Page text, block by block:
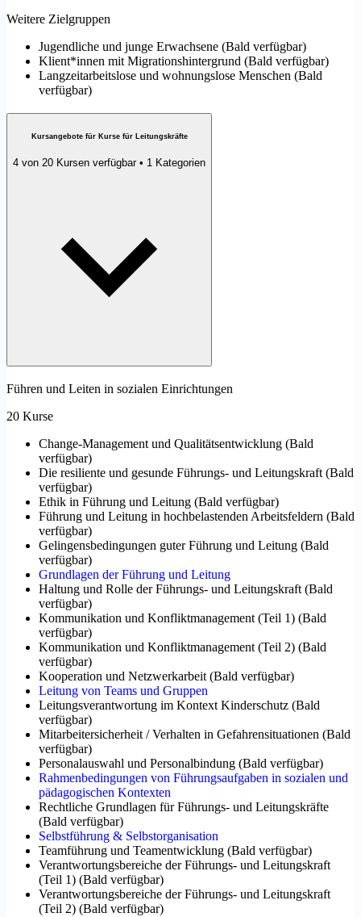
Weitere Zielgruppen
Jugendliche und junge Erwachsene (Bald verfügbar)
Klient*innen mit Migrationshintergrund (Bald verfügbar)
Langzeitarbeitslose und wohnungslose Menschen (Bald
verfügbar)
Kursangebote für Kurse für Leitungskräfte
4 von 20 Kursen verfügbar • 1 Kategorien
Führen und Leiten in sozialen Einrichtungen
20 Kurse
Change-Management und Qualitätsentwicklung (Bald
verfügbar)
Die resiliente und gesunde Führungs- und Leitungskraft (Bald
verfügbar)
Ethik in Führung und Leitung (Bald verfügbar)
Führung und Leitung in hochbelastenden Arbeitsfeldern (Bald
verfügbar)
Gelingensbedingungen guter Führung und Leitung (Bald
verfügbar)
Grundlagen der Führung und Leitung
Haltung und Rolle der Führungs- und Leitungskraft (Bald
verfügbar)
Kommunikation und Konfliktmanagement (Teil 1) (Bald
verfügbar)
Kommunikation und Konfliktmanagement (Teil 2) (Bald
verfügbar)
Kooperation und Netzwerkarbeit (Bald verfügbar)
Leitung von Teams und Gruppen
Leitungsverantwortung im Kontext Kinderschutz (Bald
verfügbar)
Mitarbeitersicherheit / Verhalten in Gefahrensituationen (Bald
verfügbar)
Personalauswahl und Personalbindung (Bald verfügbar)
Rahmenbedingungen von Führungsaufgaben in sozialen und
pädagogischen Kontexten
Rechtliche Grundlagen für Führungs- und Leitungskräfte
(Bald verfügbar)
Selbstführung & Selbstorganisation
Teamführung und Teamentwicklung (Bald verfügbar)
Verantwortungsbereiche der Führungs- und Leitungskraft
(Teil 1) (Bald verfügbar)
Verantwortungsbereiche der Führungs- und Leitungskraft
(Teil 2) (Bald verfügbar)